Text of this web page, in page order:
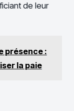
de leur
présence :
la paie